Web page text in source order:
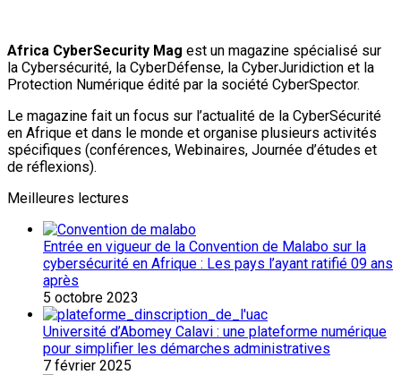
Africa CyberSecurity Mag est un magazine spécialisé sur
la Cybersécurité, la CyberDéfense, la CyberJuridiction et la
Protection Numérique édité par la société CyberSpector.
Le magazine fait un focus sur l’actualité de la CyberSécurité
en Afrique et dans le monde et organise plusieurs activités
spécifiques (conférences, Webinaires, Journée d’études et
de réflexions).
Meilleures lectures
Entrée en vigueur de la Convention de Malabo sur la
cybersécurité en Afrique : Les pays l’ayant ratifié 09 ans
après
5 octobre 2023
Université d’Abomey Calavi : une plateforme numérique
pour simplifier les démarches administratives
7 février 2025